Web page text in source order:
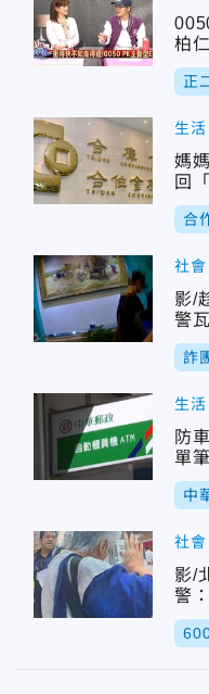
柏
0放
正
生活
媽
回
合
社會
影/
警
詐
生活
防
單
中
社會
影/
警